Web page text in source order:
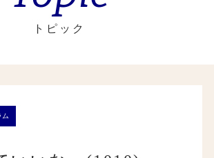
トピック
ム